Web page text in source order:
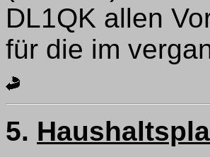
DL1QK allen
für die im
5.